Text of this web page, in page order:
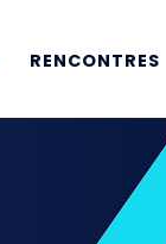
RENCONTRES